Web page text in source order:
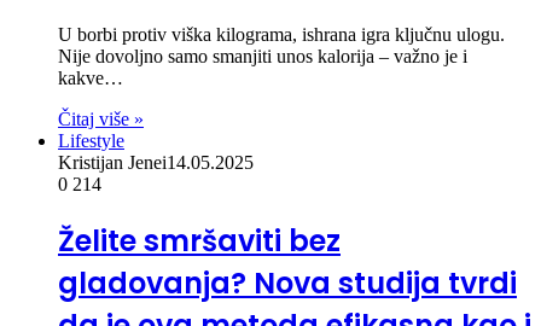
U borbi protiv viška kilograma, ishrana igra ključnu ulogu.
Nije dovoljno samo smanjiti unos kalorija – važno je i
kakve…
Čitaj više »
Lifestyle
Kristijan Jenei14.05.2025
0 214
Želite smršaviti bez
gladovanja? Nova studija tvrdi